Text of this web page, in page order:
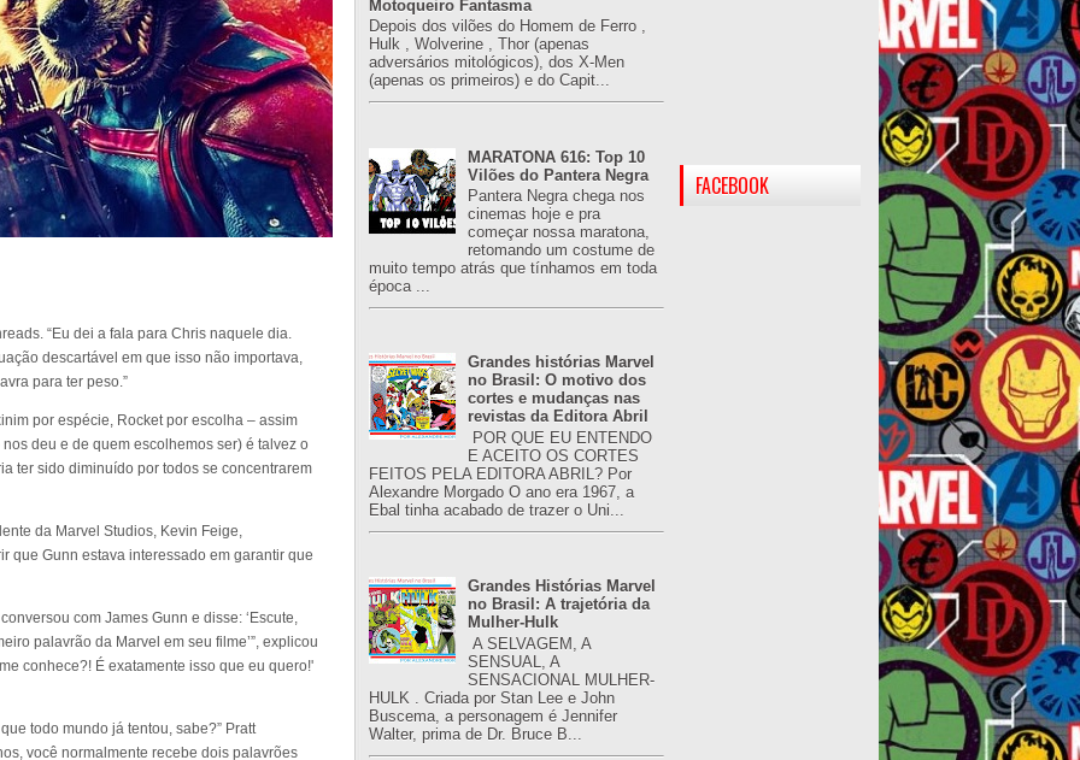
“Eu dei a fala para Chris naquele dia.
descartável em que isso não importava,
para ter peso.”
por espécie, Rocket por escolha – assim
deu e de quem escolhemos ser) é talvez o
ter sido diminuído por todos se concentrarem
da Marvel Studios, Kevin Feige,
que Gunn estava interessado em garantir que
com James Gunn e disse: ‘Escute,
palavrão da Marvel em seu filme’”, explicou
conhece?! É exatamente isso que eu quero!'
todo mundo já tentou, sabe?” Pratt
você normalmente recebe dois palavrões
Motoqueiro Fantasma
Depois dos vilões do Homem de Ferro ,
Hulk , Wolverine , Thor (apenas
adversários mitológicos), dos X-Men
(apenas os primeiros) e do Capit...
MARATONA 616: Top 10
Vilões do Pantera Negra
Pantera Negra chega nos
cinemas hoje e pra
começar nossa maratona,
retomando um costume de
muito tempo atrás que tínhamos em toda
época ...
Grandes histórias Marvel
no Brasil: O motivo dos
cortes e mudanças nas
revistas da Editora Abril
POR QUE EU ENTENDO
E ACEITO OS CORTES
FEITOS PELA EDITORA ABRIL? Por
Alexandre Morgado O ano era 1967, a
Ebal tinha acabado de trazer o Uni...
Grandes Histórias Marvel
no Brasil: A trajetória da
Mulher-Hulk
A SELVAGEM, A
SENSUAL, A
SENSACIONAL MULHER-
HULK . Criada por Stan Lee e John
Buscema, a personagem é Jennifer
Walter, prima de Dr. Bruce B...
FACEBOOK